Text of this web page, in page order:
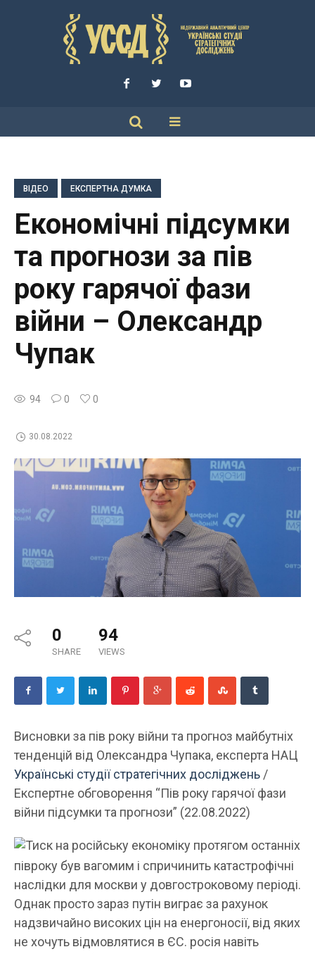
ВІДЕО ЕКСПЕРТНА ДУМКА
Економічні підсумки
та прогнози за пів
року гарячої фази
війни – Олександр
Чупак
94 0 0
30.08.2022
0
SHARE
94
VIEWS
Висновки за пів року війни та прогноз майбутніх
тенденцій від Олександра Чупака, експерта НАЦ
Українські студії стратегічних досліджень /
Експертне обговорення “Пів року гарячої фази
війни підсумки та прогнози” (22.08.2022)
Тиск на російську економіку протягом останніх
півроку був вагомим і спричинить катастрофічні
наслідки для москви у довгостроковому періоді.
Однак просто зараз путін виграє за рахунок
надзвичайно високих цін на енергоносії, від яких
не хочуть відмовлятися в ЄС. росія навіть